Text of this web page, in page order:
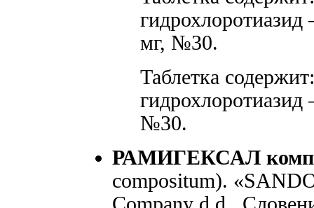
мг, №30.
Таблетка
№30.
РАМИГЕКСАЛ
compositum).